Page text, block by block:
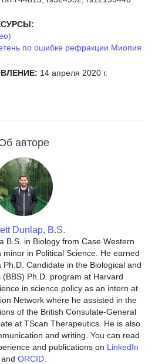
по ошибке рефракции Миопия
14 апреля 2020 г.
авторе
Dunlap, B.S.
B.S. in Biology from Case Western
in Political Science. He earned
Candidate in the Biological and
(BBS) Ph.D. program at Harvard
in science policy as an intern at
Network where he assisted in the
of the British Consulate-General
at TScan Therapeutics. He is also
and writing. You can read
and publications on LinkedIn
and ORCID.